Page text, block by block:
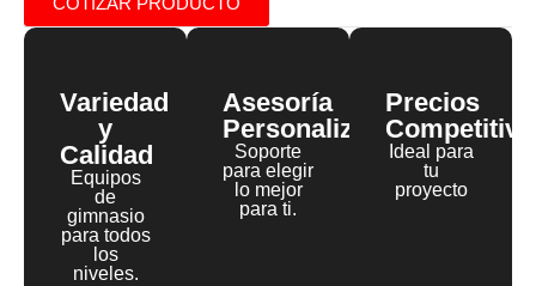
Variedad
y
Calidad
Equipos
de
gimnasio
para todos
los
niveles.
Asesoría
Personalizada
Soporte
para elegir
lo mejor
para ti.
Precios
Ideal para
tu
proyecto